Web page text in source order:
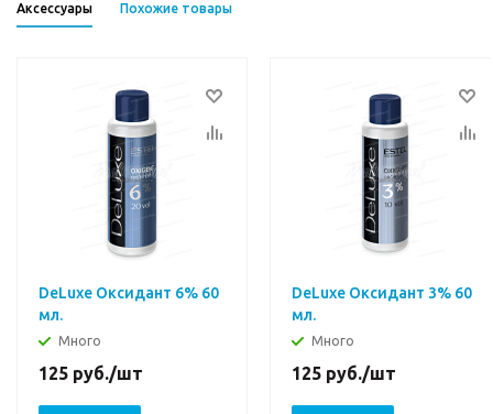
Аксессуары Похожие товары
DeLuxe Оксидант 6% 60
мл.
Много
125 руб./шт
DeLuxe Оксидант 3% 60
мл.
Много
125 руб./шт